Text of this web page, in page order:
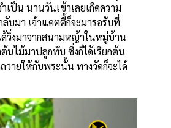
ป็น นานวันเข้าเลยเกิดความ
ลับมา เจ้าแคตตี้ก็จะมารอรับที่
วิ่งมาจากสนามหญ้าในหมู่บ้าน
นไม้มาปลูกทับ ซึ่งก็ได้เรียกต้น
ายให้กับพระนั้น ทางวัดก็จะได้